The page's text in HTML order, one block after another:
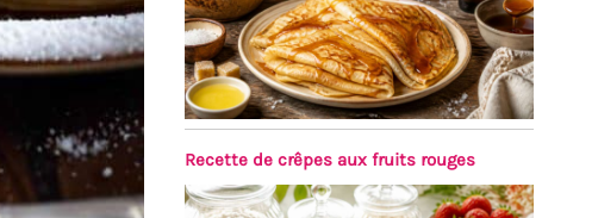
Recette de crêpes aux fruits rouges